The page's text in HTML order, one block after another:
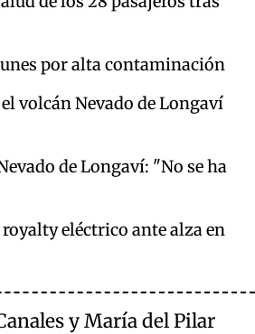
por alta contaminación
volcán Nevado de Longaví
de Longaví: "No se ha
eléctrico ante alza en
y María del Pilar